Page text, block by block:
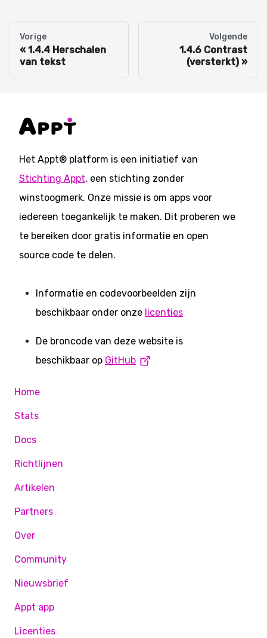
Vorige
1.4.4 Herschalen
van tekst
Volgende
1.4.6 Contrast
(versterkt)
Het Appt® platform is een initiatief van
Stichting Appt, een stichting zonder
winstoogmerk. Onze missie is om apps voor
iedereen toegankelijk te maken. Dit proberen we
te bereiken door gratis informatie en open
source code te delen.
Informatie en codevoorbeelden zijn
beschikbaar onder onze licenties
De broncode van deze website is
beschikbaar op GitHub
Home
Stats
Docs
Richtlijnen
Artikelen
Partners
Over
Community
Nieuwsbrief
Appt app
Licenties